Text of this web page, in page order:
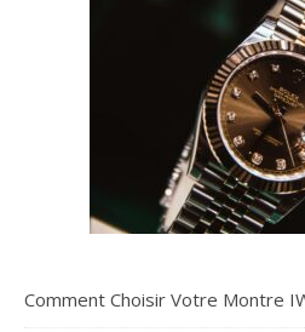
Comment Choisir Votre Montre